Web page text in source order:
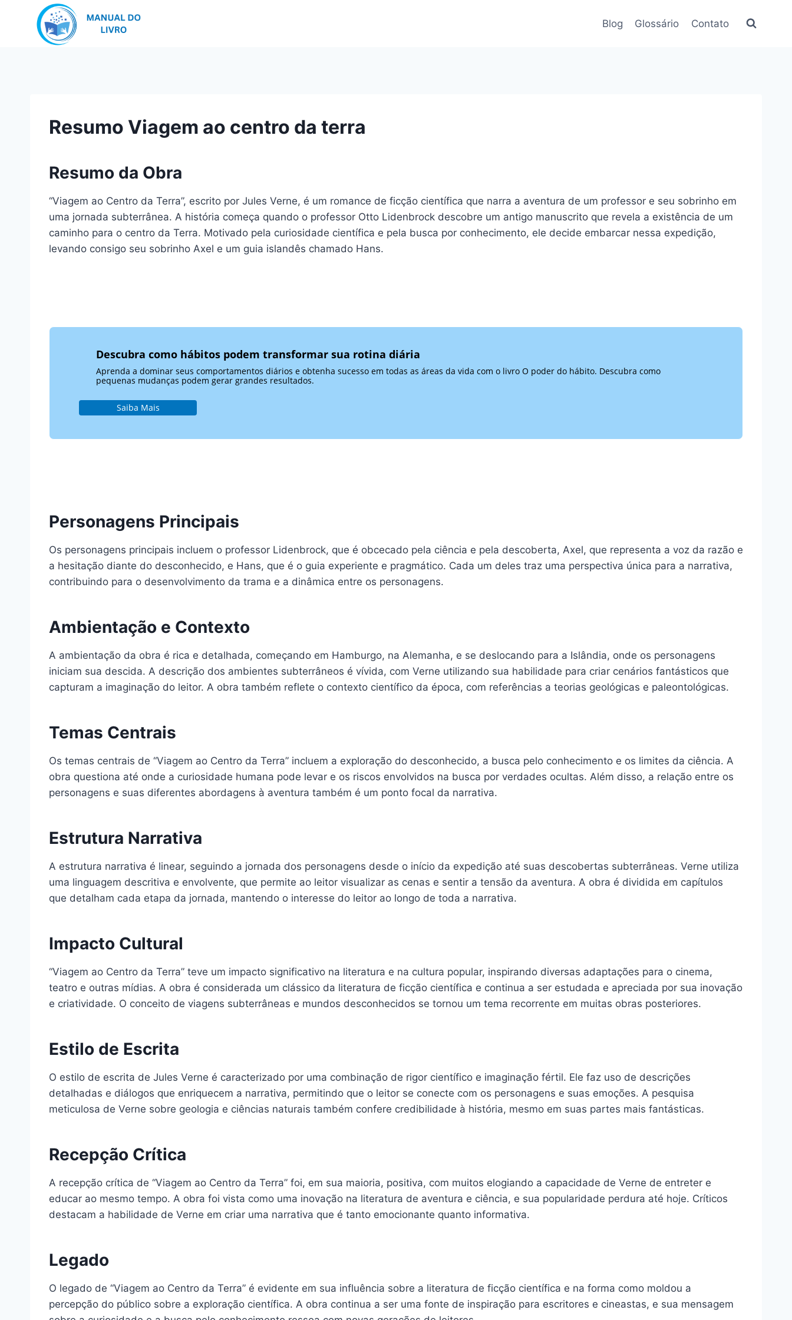
Blog Glossário Contato
Resumo Viagem ao centro da terra
Resumo da Obra
“Viagem ao Centro da Terra”, escrito por Jules Verne, é um romance de ficção científica que narra a aventura de um professor e seu sobrinho em
uma jornada subterrânea. A história começa quando o professor Otto Lidenbrock descobre um antigo manuscrito que revela a existência de um
caminho para o centro da Terra. Motivado pela curiosidade científica e pela busca por conhecimento, ele decide embarcar nessa expedição,
levando consigo seu sobrinho Axel e um guia islandês chamado Hans.
Descubra como hábitos podem transformar sua rotina diária
Aprenda a dominar seus comportamentos diários e obtenha sucesso em todas as áreas da vida com o livro O poder do hábito. Descubra como
pequenas mudanças podem gerar grandes resultados.
Saiba Mais
Personagens Principais
Os personagens principais incluem o professor Lidenbrock, que é obcecado pela ciência e pela descoberta, Axel, que representa a voz da razão e
a hesitação diante do desconhecido, e Hans, que é o guia experiente e pragmático. Cada um deles traz uma perspectiva única para a narrativa,
contribuindo para o desenvolvimento da trama e a dinâmica entre os personagens.
Ambientação e Contexto
A ambientação da obra é rica e detalhada, começando em Hamburgo, na Alemanha, e se deslocando para a Islândia, onde os personagens
iniciam sua descida. A descrição dos ambientes subterrâneos é vívida, com Verne utilizando sua habilidade para criar cenários fantásticos que
capturam a imaginação do leitor. A obra também reflete o contexto científico da época, com referências a teorias geológicas e paleontológicas.
Temas Centrais
Os temas centrais de “Viagem ao Centro da Terra” incluem a exploração do desconhecido, a busca pelo conhecimento e os limites da ciência. A
obra questiona até onde a curiosidade humana pode levar e os riscos envolvidos na busca por verdades ocultas. Além disso, a relação entre os
personagens e suas diferentes abordagens à aventura também é um ponto focal da narrativa.
Estrutura Narrativa
A estrutura narrativa é linear, seguindo a jornada dos personagens desde o início da expedição até suas descobertas subterrâneas. Verne utiliza
uma linguagem descritiva e envolvente, que permite ao leitor visualizar as cenas e sentir a tensão da aventura. A obra é dividida em capítulos
que detalham cada etapa da jornada, mantendo o interesse do leitor ao longo de toda a narrativa.
Impacto Cultural
“Viagem ao Centro da Terra” teve um impacto significativo na literatura e na cultura popular, inspirando diversas adaptações para o cinema,
teatro e outras mídias. A obra é considerada um clássico da literatura de ficção científica e continua a ser estudada e apreciada por sua inovação
e criatividade. O conceito de viagens subterrâneas e mundos desconhecidos se tornou um tema recorrente em muitas obras posteriores.
Estilo de Escrita
O estilo de escrita de Jules Verne é caracterizado por uma combinação de rigor científico e imaginação fértil. Ele faz uso de descrições
detalhadas e diálogos que enriquecem a narrativa, permitindo que o leitor se conecte com os personagens e suas emoções. A pesquisa
meticulosa de Verne sobre geologia e ciências naturais também confere credibilidade à história, mesmo em suas partes mais fantásticas.
Recepção Crítica
A recepção crítica de “Viagem ao Centro da Terra” foi, em sua maioria, positiva, com muitos elogiando a capacidade de Verne de entreter e
educar ao mesmo tempo. A obra foi vista como uma inovação na literatura de aventura e ciência, e sua popularidade perdura até hoje. Críticos
destacam a habilidade de Verne em criar uma narrativa que é tanto emocionante quanto informativa.
Legado
O legado de “Viagem ao Centro da Terra” é evidente em sua influência sobre a literatura de ficção científica e na forma como moldou a
percepção do público sobre a exploração científica. A obra continua a ser uma fonte de inspiração para escritores e cineastas, e sua mensagem